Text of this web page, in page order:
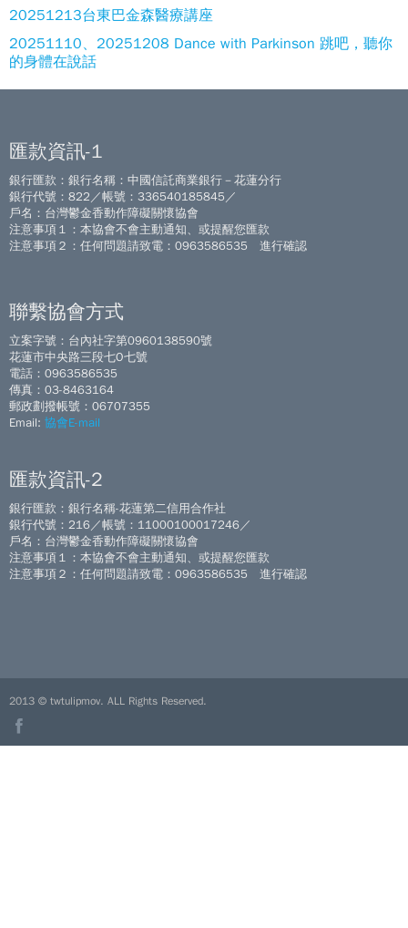
20251213台東巴金森醫療講座
20251110、20251208 Dance with Parkinson 跳吧，聽你
的身體在說話
匯款資訊-1
銀行匯款：銀行名稱：中國信託商業銀行－花蓮分行
銀行代號：822／帳號：336540185845／
戶名：台灣鬱金香動作障礙關懷協會
注意事項１：本協會不會主動通知、或提醒您匯款
注意事項２：任何問題請致電：0963586535 進行確認
聯繫協會方式
立案字號：台內社字第0960138590號
花蓮市中央路三段七O七號
電話：0963586535
傳真：03-8463164
郵政劃撥帳號：06707355
Email: 協會E-mail
匯款資訊-2
銀行匯款：銀行名稱-花蓮第二信用合作社
銀行代號：216／帳號：11000100017246／
戶名：台灣鬱金香動作障礙關懷協會
注意事項１：本協會不會主動通知、或提醒您匯款
注意事項２：任何問題請致電：0963586535 進行確認
2013 © twtulipmov. ALL Rights Reserved.